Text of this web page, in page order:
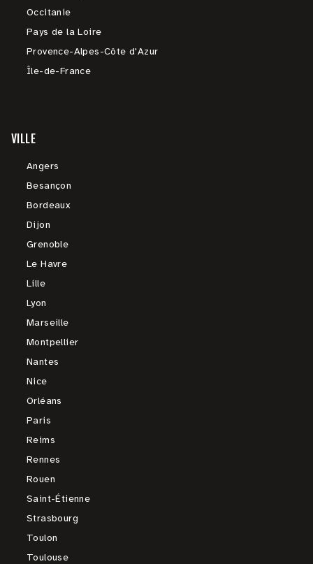
Occitanie
Pays de la Loire
Provence-Alpes-Côte d'Azur
Île-de-France
VILLE
Angers
Besançon
Bordeaux
Dijon
Grenoble
Le Havre
Lille
Lyon
Marseille
Montpellier
Nantes
Nice
Orléans
Paris
Reims
Rennes
Rouen
Saint-Étienne
Strasbourg
Toulon
Toulouse